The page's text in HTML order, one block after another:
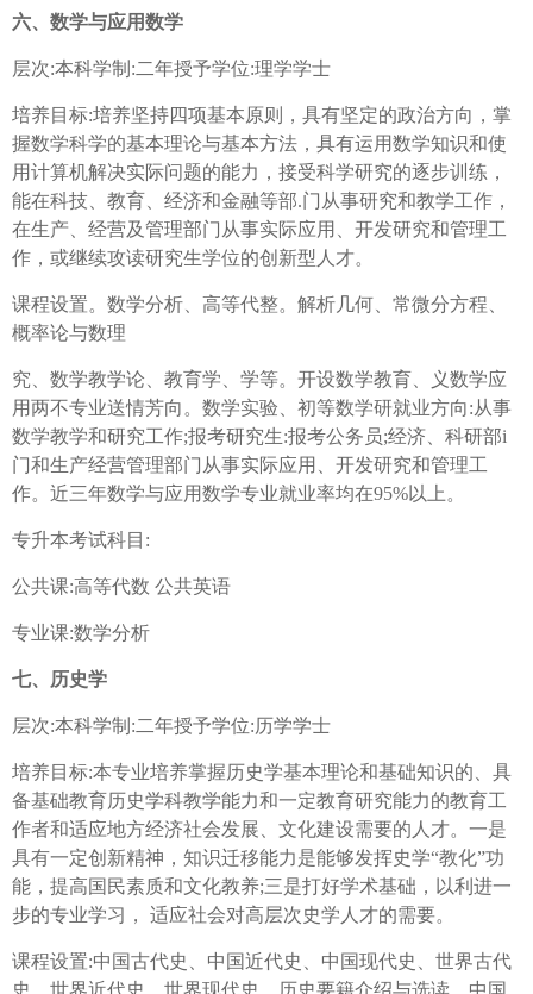
六、数学与应用数学
层次:本科学制:二年授予学位:理学学士
培养目标:培养坚持四项基本原则，具有坚定的政治方向，掌
握数学科学的基本理论与基本方法，具有运用数学知识和使
用计算机解决实际问题的能力，接受科学研究的逐步训练，
能在科技、教育、经济和金融等部.门从事研究和教学工作，
在生产、经营及管理部门从事实际应用、开发研究和管理工
作，或继续攻读研究生学位的创新型人才。
课程设置。数学分析、高等代整。解析几何、常微分方程、
概率论与数理
究、数学教学论、教育学、学等。开设数学教育、义数学应
用两不专业送情芳向。数学实验、初等数学研就业方向:从事
数学教学和研究工作;报考研究生:报考公务员;经济、科研部i
门和生产经营管理部门从事实际应用、开发研究和管理工
作。近三年数学与应用数学专业就业率均在95%以上。
专升本考试科目:
公共课:高等代数 公共英语
专业课:数学分析
七、历史学
层次:本科学制:二年授予学位:历学学士
培养目标:本专业培养掌握历史学基本理论和基础知识的、具
备基础教育历史学科教学能力和一定教育研究能力的教育工
作者和适应地方经济社会发展、文化建设需要的人才。一是
具有一定创新精神，知识迁移能力是能够发挥史学“教化”功
能，提高国民素质和文化教养;三是打好学术基础，以利进一
步的专业学习， 适应社会对高层次史学人才的需要。
课程设置:中国古代史、中国近代史、中国现代史、世界古代